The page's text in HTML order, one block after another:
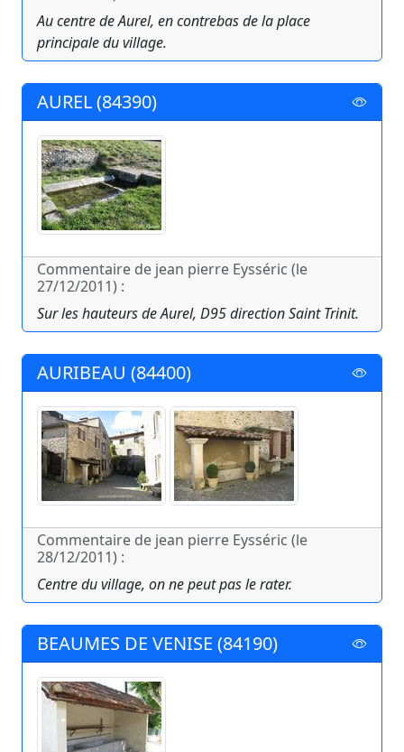
Au centre de Aurel, en contrebas de la place
principale du village.
AUREL (84390)
Commentaire de jean pierre Eysséric (le
27/12/2011) :
Sur les hauteurs de Aurel, D95 direction Saint Trinit.
AURIBEAU (84400)
Commentaire de jean pierre Eysséric (le
28/12/2011) :
Centre du village, on ne peut pas le rater.
BEAUMES DE VENISE (84190)